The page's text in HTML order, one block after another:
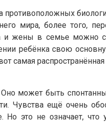
противоположных
мира, более того,
жены в семье можно
ребёнка свою
самая
может быть
Чувства ещё очень
Но это не означает,